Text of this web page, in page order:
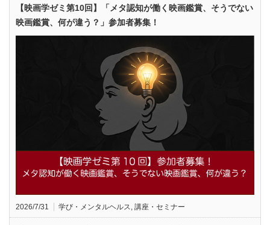
【映画学ゼミ第10回】「メタ認知が働く映画鑑賞、そうでない
映画鑑賞、何が違う？」参加者募集！
2026/7/31 学び・メンタルヘルス 講座・セミナー